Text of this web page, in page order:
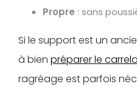
Propre : sans
Si le support est un
à bien préparer le
ragréage est parfois